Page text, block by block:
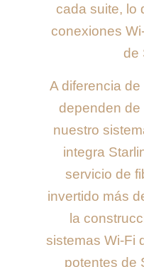
cada suite, lo
conexiones
de
A diferencia
dependen de
nuestro
integra
servicio de
invertido más
la
sistemas Wi-Fi
potentes de